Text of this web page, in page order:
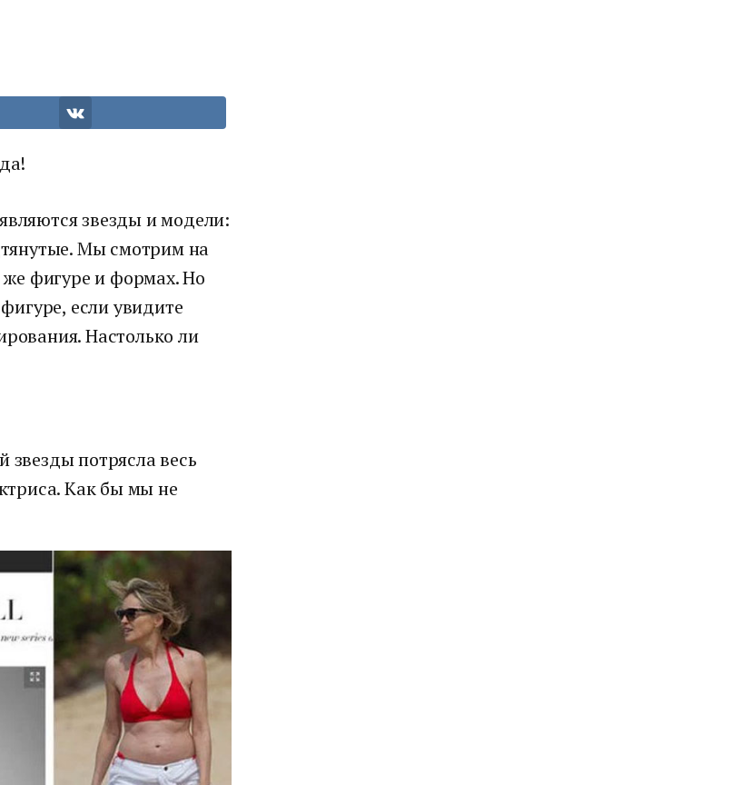
звезды и модели:
Мы смотрим на
фигуре и формах. Но
если увидите
Настолько ли
потрясла весь
Как бы мы не